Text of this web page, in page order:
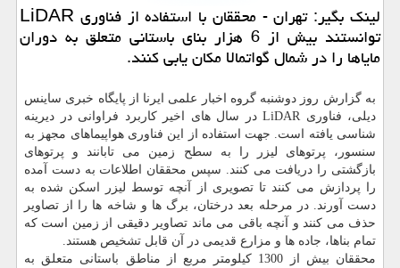
لینك بگیر: تهران - محققان با استفاده از فناوری LiDAR
توانستند بیش از 6 هزار بنای باستانی متعلق به دوران
مایاها را در شمال گواتمالا مكان یابی كنند.
به گزارش روز دوشنبه گروه اخبار علمی ایرنا از پایگاه خبری ساینس
دیلی، فناوری LiDAR در سال های اخیر كاربرد فراوانی در دیرینه
شناسی یافته است. جهت استفاده از این فناوری هواپیماهای مجهز به
سنسور، پرتوهای لیزر را به سطح زمین می تابانند و پرتوهای
بازگشتی را دریافت می كنند. سپس محققان اطلاعات به دست آمده
را پردازش می كنند تا تصویری از آنچه توسط لیزر اسكن شده به
دست آورند. در مرحله بعد درختان، برگ ها و شاخه ها را از تصاویر
حذف می كنند و آنچه باقی می ماند تصاویر دقیقی از زمین است كه
تمام بناها، جاده ها و مزارع قدیمی در آن قابل تشخیص هستند.
محققان بیش از 1300 كیلومتر مربع از مناطق باستانی متعلق به